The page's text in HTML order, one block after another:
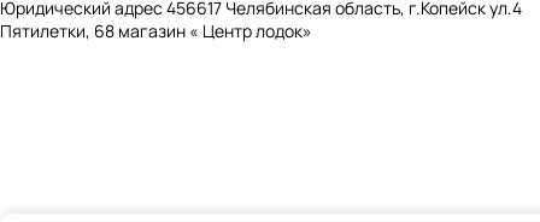
✔️
Юридический адрес 456617 Челябинская область, г.Копейск ул.4
Пятилетки, 68 магазин « Центр лодок»